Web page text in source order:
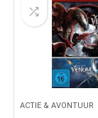
ACTIE & AVONTUUR